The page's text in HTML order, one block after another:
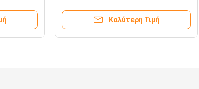
αποστειρωμένων δωματίων
Καλύτερη Τιμή